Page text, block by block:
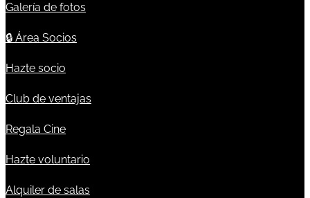
Galería de fotos
🔒 Área Socios
Hazte socio
Club de ventajas
Regala Cine
Hazte voluntario
Alquiler de salas